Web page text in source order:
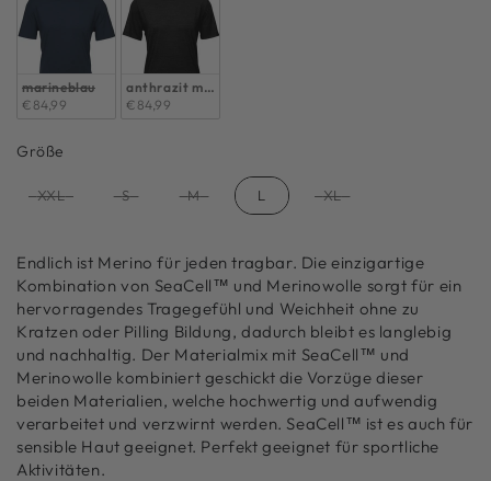
marineblau
€84,99
anthrazit meliert
€84,99
Größe
XXL S M L XL
Endlich ist Merino für jeden tragbar. Die einzigartige
Kombination von SeaCell™ und Merinowolle sorgt für ein
hervorragendes Tragegefühl und Weichheit ohne zu
Kratzen oder Pilling Bildung, dadurch bleibt es langlebig
und nachhaltig. Der Materialmix mit SeaCell™ und
Merinowolle kombiniert geschickt die Vorzüge dieser
beiden Materialien, welche hochwertig und aufwendig
verarbeitet und verzwirnt werden. SeaCell™ ist es auch für
sensible Haut geeignet. Perfekt geeignet für sportliche
Aktivitäten.